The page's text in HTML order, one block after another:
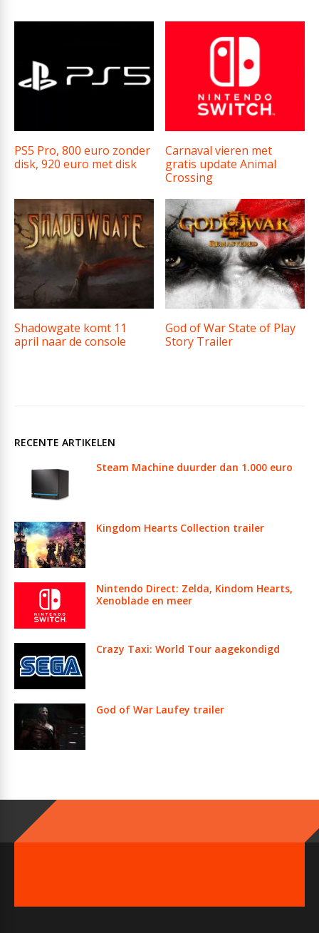
PS5 Pro, 800 euro zonder
disk, 920 euro met disk
Carnaval vieren met
gratis update Animal
Crossing
Shadowgate komt 11
april naar de console
God of War State of Play
Story Trailer
RECENTE ARTIKELEN
Steam Machine duurder dan 1.000 euro
Kingdom Hearts Collection trailer
Nintendo Direct: Zelda, Kindom Hearts,
Xenoblade en meer
Crazy Taxi: World Tour aagekondigd
God of War Laufey trailer